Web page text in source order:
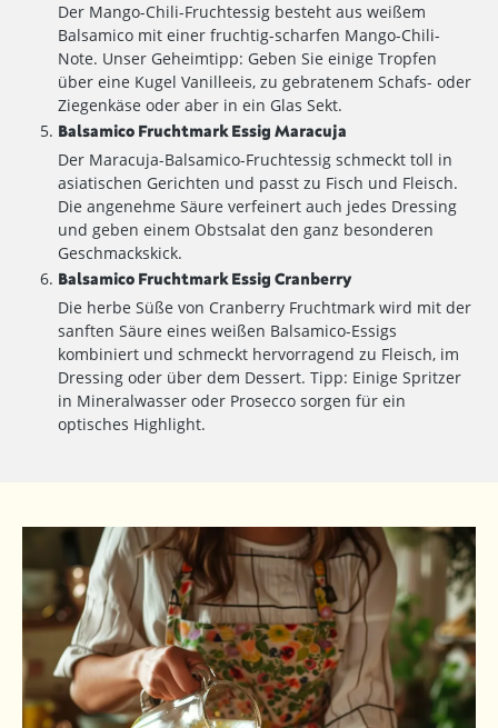
Der Mango-Chili-Fruchtessig besteht aus weißem
Balsamico mit einer fruchtig-scharfen Mango-Chili-
Note. Unser Geheimtipp: Geben Sie einige Tropfen
über eine Kugel Vanilleeis, zu gebratenem Schafs- oder
Ziegenkäse oder aber in ein Glas Sekt.
Balsamico Fruchtmark Essig Maracuja
Der Maracuja-Balsamico-Fruchtessig schmeckt toll in
asiatischen Gerichten und passt zu Fisch und Fleisch.
Die angenehme Säure verfeinert auch jedes Dressing
und geben einem Obstsalat den ganz besonderen
Geschmackskick.
Balsamico Fruchtmark Essig Cranberry
Die herbe Süße von Cranberry Fruchtmark wird mit der
sanften Säure eines weißen Balsamico-Essigs
kombiniert und schmeckt hervorragend zu Fleisch, im
Dressing oder über dem Dessert. Tipp: Einige Spritzer
in Mineralwasser oder Prosecco sorgen für ein
optisches Highlight.